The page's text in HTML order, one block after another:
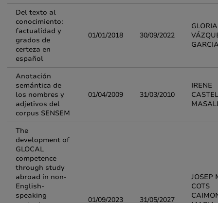
Del texto al
conocimiento:
factualidad y
grados de
certeza en
español
01/01/2018 30/09/2022
GLORIA
Anotación
semántica de
los nombres y
adjetivos del
corpus SENSEM
01/04/2009 31/03/2010
IRENE
The
development of
GLOCAL
competence
through study
abroad in non-
English-
speaking
01/09/2023 31/05/2027
JOSEP
COTS